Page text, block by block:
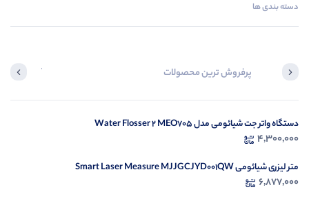
دسته بندی ها
پرفروش ترین محصولات آخرین
دستگاه واتر جت شیائومی مدل Water Flosser 2 MEO705
4,300,000
متر لیزری شیائومی Smart Laser Measure MJJGCJYD001QW
6,877,000